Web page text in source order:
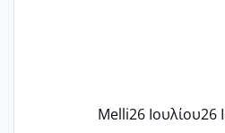
Εγώ πήγα σε έναν
Melli26 Ιουλίου26